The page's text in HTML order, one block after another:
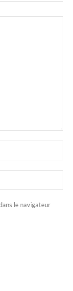
le navigateur